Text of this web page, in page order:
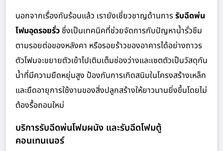
นอกจากเรื่องกันร้อนแล้ว เรายังเชี่ยวชาญด้านการรับฉีดพ่น
โฟมอุดรอยรั่วซึ่งเป็นเทคนิคที่ช่วยจัดการกับปัญหาน้ำรั่วซึม
ตามรอยต่อของหลังคา หรือรอยร้าวของอาคารได้อย่างถาวร
ตัวโฟมจะขยายตัวเข้าไปเติมเต็มช่องว่างและเซตตัวเป็นวัสดุกัน
น้ำที่มีความยืดหยุ่นสูง ป้องกันการเกิดสนิมในโครงสร้างเหล็ก
และยืดอายุการใช้งานของสิ่งปลูกสร้างให้ยาวนานยิ่งขึ้นโดยไม่
ต้องรื้อถอนใหม่
บริการรับฉีดพ่นโฟมผนัง และรับฉีดโฟมตู้
คอนเทนเนอร์